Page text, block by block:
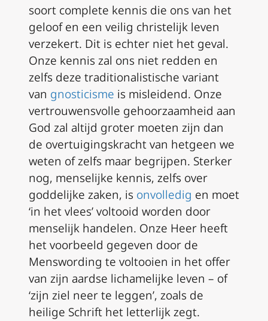
soort complete kennis die ons van het
geloof en een veilig christelijk leven
verzekert. Dit is echter niet het geval.
Onze kennis zal ons niet redden en
zelfs deze traditionalistische variant
van gnosticisme is misleidend. Onze
vertrouwensvolle gehoorzaamheid aan
God zal altijd groter moeten zijn dan
de overtuigingskracht van hetgeen we
weten of zelfs maar begrijpen. Sterker
nog, menselijke kennis, zelfs over
goddelijke zaken, is onvolledig en moet
‘in het vlees’ voltooid worden door
menselijk handelen. Onze Heer heeft
het voorbeeld gegeven door de
Menswording te voltooien in het offer
van zijn aardse lichamelijke leven – of
‘zijn ziel neer te leggen’, zoals de
heilige Schrift het letterlijk zegt.